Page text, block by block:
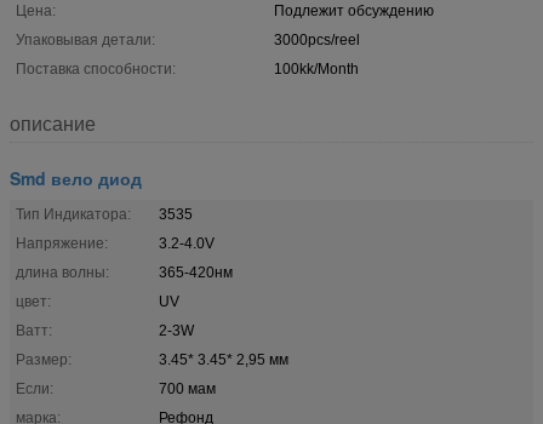
Цена:
Подлежит обсуждению
Упаковывая детали:
3000pcs/reel
Поставка способности:
100kk/Month
описание
Smd вело диод
Тип Индикатора:
3535
Напряжение:
3.2-4.0V
длина волны:
365-420нм
цвет:
UV
Ватт:
2-3W
Размер:
3.45* 3.45* 2,95 мм
Если:
700 мам
марка:
Рефонд